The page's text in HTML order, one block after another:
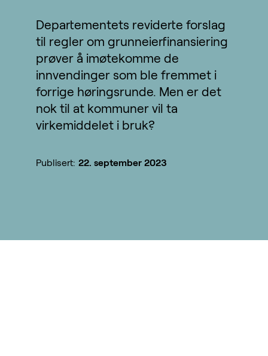
Departementets reviderte forslag
til regler om grunneierfinansiering
prøver å imøtekomme de
innvendinger som ble fremmet i
forrige høringsrunde. Men er det
nok til at kommuner vil ta
virkemiddelet i bruk?
Publisert: 22. september 2023